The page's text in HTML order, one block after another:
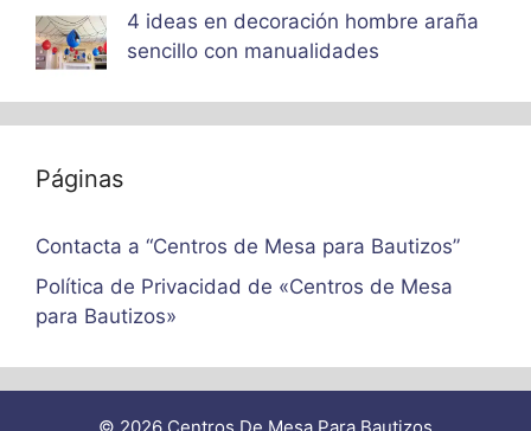
4 ideas en decoración hombre araña
sencillo con manualidades
Páginas
Contacta a “Centros de Mesa para Bautizos”
Política de Privacidad de «Centros de Mesa
para Bautizos»